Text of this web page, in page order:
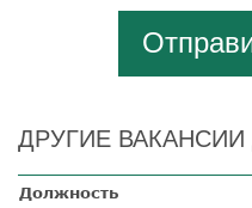
ДРУГИЕ
Должность